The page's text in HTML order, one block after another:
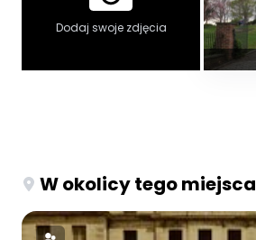
Dodaj swoje zdjęcia
W okolicy tego miejsca